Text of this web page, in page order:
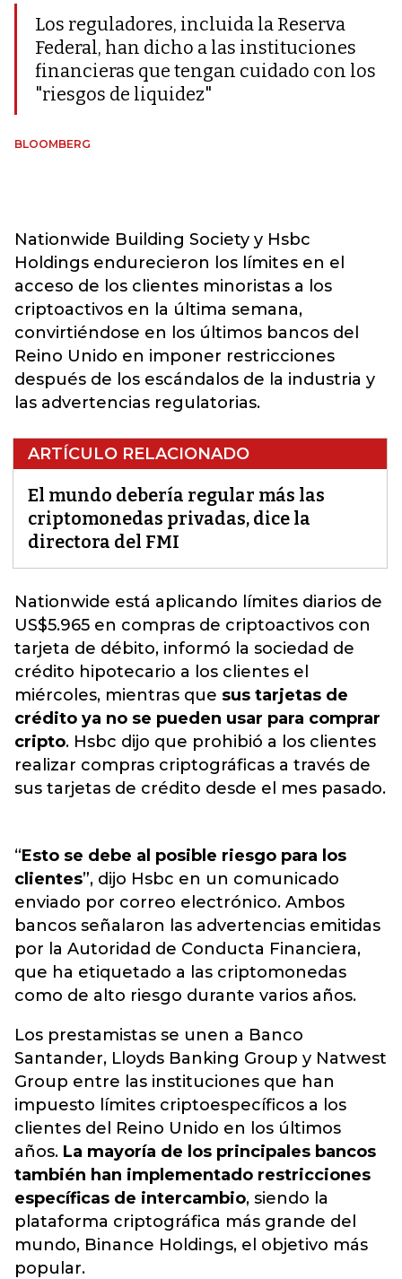
Los reguladores, incluida la Reserva
Federal, han dicho a las instituciones
financieras que tengan cuidado con los
"riesgos de liquidez"
BLOOMBERG
Nationwide Building Society y Hsbc
Holdings endurecieron los límites en el
acceso de los clientes minoristas a los
criptoactivos en la última semana,
convirtiéndose en los últimos bancos del
Reino Unido en imponer restricciones
después de los escándalos de la industria y
las advertencias regulatorias.
ARTÍCULO RELACIONADO
El mundo debería regular más las
criptomonedas privadas, dice la
directora del FMI
Nationwide está aplicando límites diarios de
US$5.965 en compras de criptoactivos con
tarjeta de débito, informó la sociedad de
crédito hipotecario a los clientes el
miércoles, mientras que sus tarjetas de
crédito ya no se pueden usar para comprar
cripto. Hsbc dijo que prohibió a los clientes
realizar compras criptográficas a través de
sus tarjetas de crédito desde el mes pasado.
“Esto se debe al posible riesgo para los
clientes”, dijo Hsbc en un comunicado
enviado por correo electrónico. Ambos
bancos señalaron las advertencias emitidas
por la Autoridad de Conducta Financiera,
que ha etiquetado a las criptomonedas
como de alto riesgo durante varios años.
Los prestamistas se unen a Banco
Santander, Lloyds Banking Group y Natwest
Group entre las instituciones que han
impuesto límites criptoespecíficos a los
clientes del Reino Unido en los últimos
años. La mayoría de los principales bancos
también han implementado restricciones
específicas de intercambio, siendo la
plataforma criptográfica más grande del
mundo, Binance Holdings, el objetivo más
popular.